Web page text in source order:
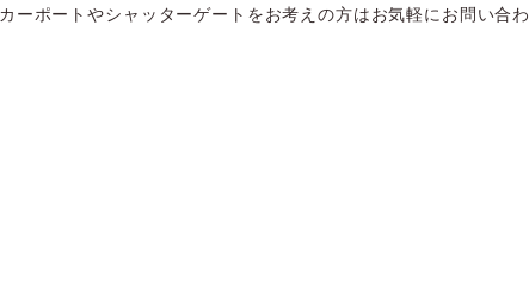
ーポートやシャッターゲートをお考えの方はお気軽にお問い合わ